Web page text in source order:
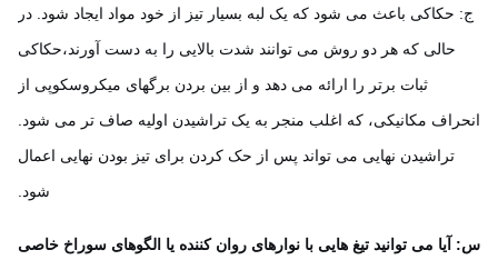
حکاکی باعث می شود که یک لبه بسیار تیز از خود مواد ایجاد شود. در
حالی که هر دو روش می توانند شدت بالایی را به دست آورند،حکاکی
ثبات برتر را ارائه می دهد و از بین بردن برگهای میکروسکوپی از
مکانیکی، که اغلب منجر به یک تراشیدن اولیه صاف تر می شود.
تراشیدن نهایی می تواند پس از حک کردن برای تیز بودن نهایی اعمال
می توانید تیغ هایی با نوارهای روان کننده یا الگوهای سوراخ خاصی